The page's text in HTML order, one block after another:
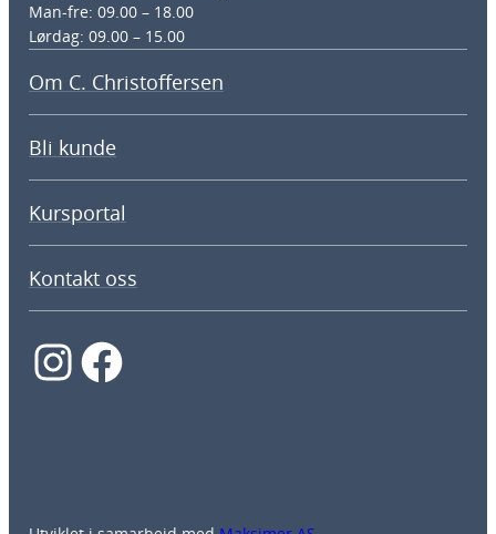
Man-fre: 09.00 – 18.00
Lørdag: 09.00 – 15.00
Om C. Christoffersen
Bli kunde
Kursportal
Kontakt oss
InstagramFacebook